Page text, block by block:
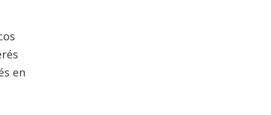
en